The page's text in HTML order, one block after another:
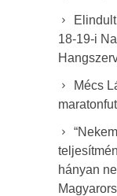
18-19-i
Mécs
hányan